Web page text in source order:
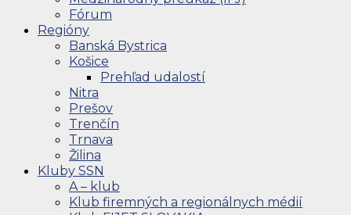
Fórum
Regióny
Banská Bystrica
Košice
Prehľad udalostí
Nitra
Prešov
Trenčín
Trnava
Žilina
Kluby SSN
A – klub
Klub firemných a regionálnych médií